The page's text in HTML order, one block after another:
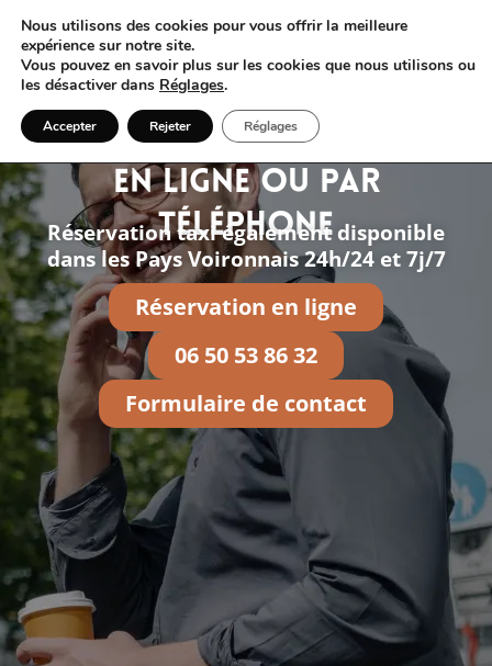
Réserver taxi Coublevie
en ligne ou par
téléphone
Réservation taxi également disponible
dans les Pays Voironnais 24h/24 et 7j/7
Réservation en ligne
06 50 53 86 32
Formulaire de contact
Nous utilisons des cookies pour vous offrir la meilleure
expérience sur notre site.
Vous pouvez en savoir plus sur les cookies que nous utilisons ou
les désactiver dans Réglages.
Accepter Rejeter Réglages